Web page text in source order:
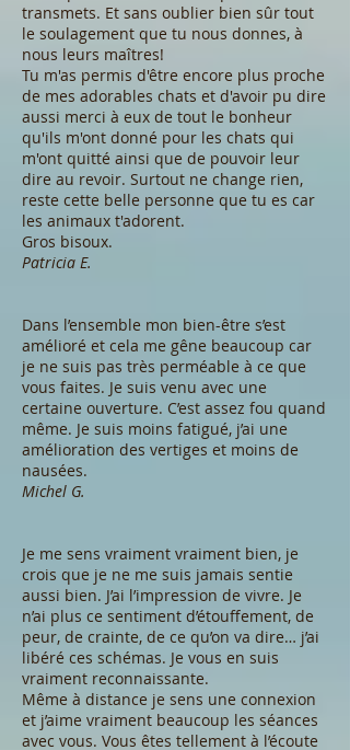
transmets. Et sans oublier bien sûr tout
le soulagement que tu nous donnes, à
nous leurs maîtres!
Tu m'as permis d'être encore plus proche
de mes adorables chats et d'avoir pu dire
aussi merci à eux de tout le bonheur
qu'ils m'ont donné pour les chats qui
m'ont quitté ainsi que de pouvoir leur
dire au revoir. Surtout ne change rien,
reste cette belle personne que tu es car
les animaux t'adorent.
Gros bisoux.
Patricia E.
Dans l’ensemble mon bien-être s’est
amélioré et cela me gêne beaucoup car
je ne suis pas très perméable à ce que
vous faites. Je suis venu avec une
certaine ouverture. C’est assez fou quand
même. Je suis moins fatigué, j’ai une
amélioration des vertiges et moins de
nausées.
Michel G.
Je me sens vraiment vraiment bien, je
crois que je ne me suis jamais sentie
aussi bien. J’ai l’impression de vivre. Je
n’ai plus ce sentiment d’étouffement, de
peur, de crainte, de ce qu’on va dire… j’ai
libéré ces schémas. Je vous en suis
vraiment reconnaissante.
Même à distance je sens une connexion
et j’aime vraiment beaucoup les séances
avec vous. Vous êtes tellement à l’écoute